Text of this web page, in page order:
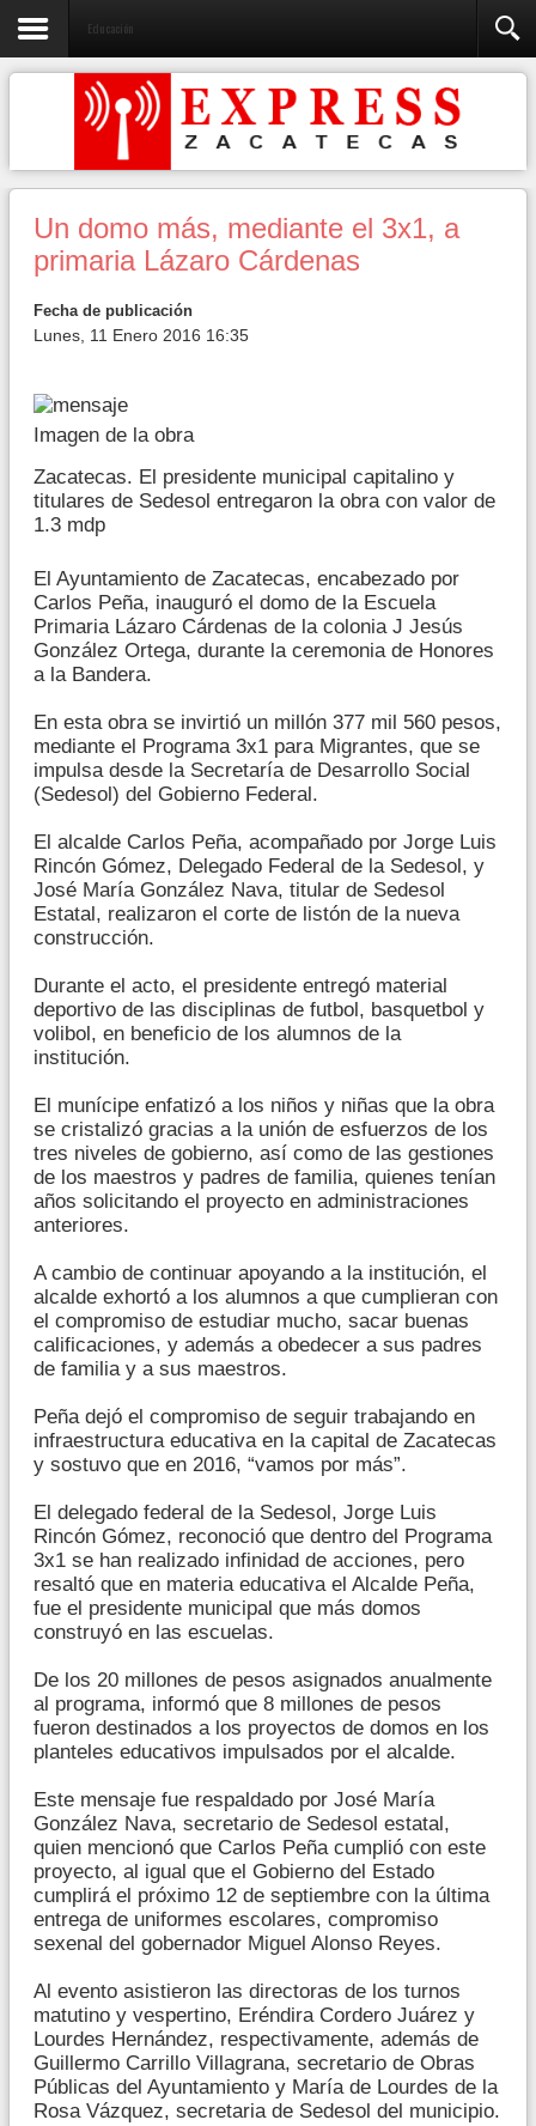
Educación
Un domo más, mediante el 3x1, a
primaria Lázaro Cárdenas
Fecha de publicación
Lunes, 11 Enero 2016 16:35
Imagen de la obra
Zacatecas. El presidente municipal capitalino y
titulares de Sedesol entregaron la obra con valor de
1.3 mdp
El Ayuntamiento de Zacatecas, encabezado por
Carlos Peña, inauguró el domo de la Escuela
Primaria Lázaro Cárdenas de la colonia J Jesús
González Ortega, durante la ceremonia de Honores
a la Bandera.
En esta obra se invirtió un millón 377 mil 560 pesos,
mediante el Programa 3x1 para Migrantes, que se
impulsa desde la Secretaría de Desarrollo Social
(Sedesol) del Gobierno Federal.
El alcalde Carlos Peña, acompañado por Jorge Luis
Rincón Gómez, Delegado Federal de la Sedesol, y
José María González Nava, titular de Sedesol
Estatal, realizaron el corte de listón de la nueva
construcción.
Durante el acto, el presidente entregó material
deportivo de las disciplinas de futbol, basquetbol y
volibol, en beneficio de los alumnos de la
institución.
El munícipe enfatizó a los niños y niñas que la obra
se cristalizó gracias a la unión de esfuerzos de los
tres niveles de gobierno, así como de las gestiones
de los maestros y padres de familia, quienes tenían
años solicitando el proyecto en administraciones
anteriores.
A cambio de continuar apoyando a la institución, el
alcalde exhortó a los alumnos a que cumplieran con
el compromiso de estudiar mucho, sacar buenas
calificaciones, y además a obedecer a sus padres
de familia y a sus maestros.
Peña dejó el compromiso de seguir trabajando en
infraestructura educativa en la capital de Zacatecas
y sostuvo que en 2016, “vamos por más”.
El delegado federal de la Sedesol, Jorge Luis
Rincón Gómez, reconoció que dentro del Programa
3x1 se han realizado infinidad de acciones, pero
resaltó que en materia educativa el Alcalde Peña,
fue el presidente municipal que más domos
construyó en las escuelas.
De los 20 millones de pesos asignados anualmente
al programa, informó que 8 millones de pesos
fueron destinados a los proyectos de domos en los
planteles educativos impulsados por el alcalde.
Este mensaje fue respaldado por José María
González Nava, secretario de Sedesol estatal,
quien mencionó que Carlos Peña cumplió con este
proyecto, al igual que el Gobierno del Estado
cumplirá el próximo 12 de septiembre con la última
entrega de uniformes escolares, compromiso
sexenal del gobernador Miguel Alonso Reyes.
Al evento asistieron las directoras de los turnos
matutino y vespertino, Eréndira Cordero Juárez y
Lourdes Hernández, respectivamente, además de
Guillermo Carrillo Villagrana, secretario de Obras
Públicas del Ayuntamiento y María de Lourdes de la
Rosa Vázquez, secretaria de Sedesol del municipio.